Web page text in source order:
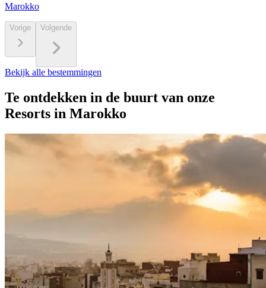
Marokko
Vorige Volgende
Bekijk alle bestemmingen
Te ontdekken in de buurt van onze
Resorts in Marokko